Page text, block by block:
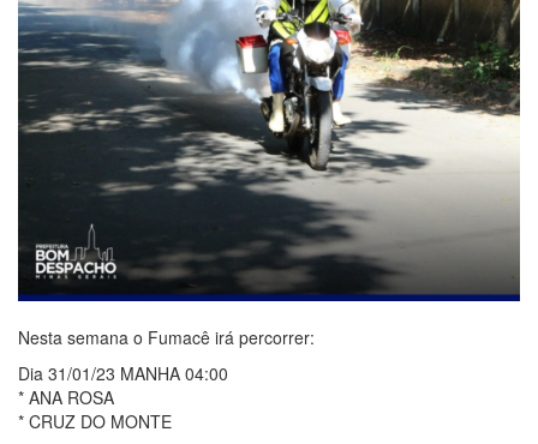
Nesta semana o Fumacê irá percorrer:
Dia 31/01/23 MANHA 04:00
* ANA ROSA
* CRUZ DO MONTE